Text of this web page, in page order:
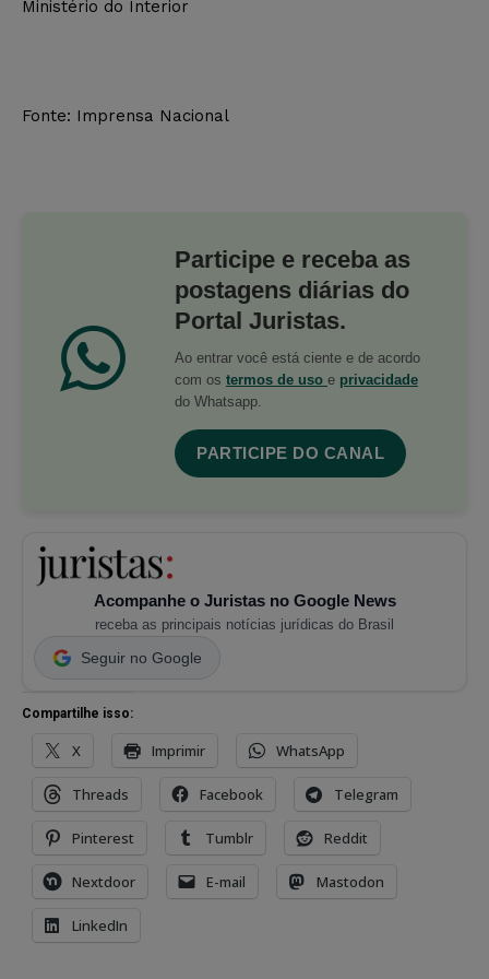
Ministério do Interior
Fonte: Imprensa Nacional
Participe e receba as
postagens diárias do
Portal Juristas.
Ao entrar você está ciente e de acordo
com os termos de uso e privacidade
do Whatsapp.
PARTICIPE DO CANAL
Acompanhe o Juristas no Google News
receba as principais notícias jurídicas do Brasil
Seguir no Google
Compartilhe isso:
X Imprimir WhatsApp
Threads Facebook Telegram
Pinterest Tumblr Reddit
Nextdoor E-mail Mastodon
LinkedIn